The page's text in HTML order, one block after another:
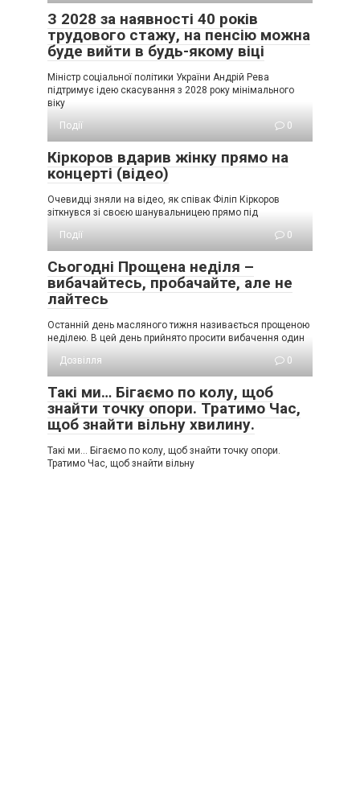
З 2028 за наявності 40 років
трудового стажу, на пенсію можна
буде вийти в будь-якому віці
Міністр соціальної політики України Андрій Рева
підтримує ідею скасування з 2028 року мінімального
віку
Події
0
Кіркоров вдарив жінку прямо на
концерті (відео)
Очевидці зняли на відео, як співак Філіп Кіркоров
зіткнувся зі своєю шанувальницею прямо під
Події
0
Сьогодні Прощена неділя –
вибачайтесь, пробачайте, але не
лайтесь
Останній день масляного тижня називається прощеною
неділею. В цей день прийнято просити вибачення один
Дозвілля
0
Такі ми… Бігаємо по колу, щоб
знайти точку опори. Тратимо Час,
щоб знайти вільну хвилину.
Такі ми… Бігаємо по колу, щоб знайти точку опори.
Тратимо Час, щоб знайти вільну